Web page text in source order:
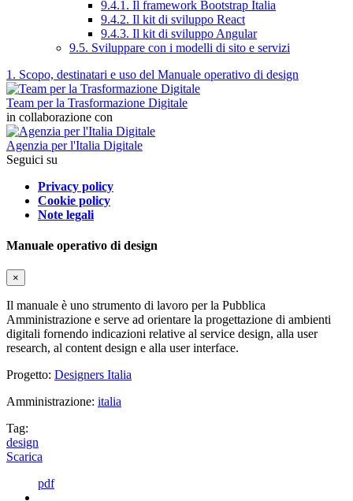
9.4.1. Il framework Bootstrap Italia
9.4.2. Il kit di sviluppo React
9.4.3. Il kit di sviluppo Angular
9.5. Sviluppare con i modelli di sito e servizi
1. Scopo, destinatari e uso del Manuale operativo di design
Team per la Trasformazione Digitale
in collaborazione con
Agenzia per l'Italia Digitale
Seguici su
Privacy policy
Cookie policy
Note legali
Manuale operativo di design
×
Il manuale è uno strumento di lavoro per la Pubblica
Amministrazione e serve ad orientare la progettazione di ambienti
digitali fornendo indicazioni relative al service design, alla user
research, al content design e alla user interface.
Progetto: Designers Italia
Amministrazione: italia
Tag:
design
Scarica
pdf